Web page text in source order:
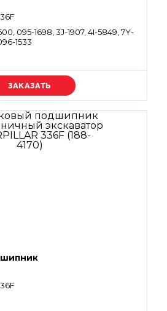
095-1698, 3J-1907, 4I-5849, 7Y-
1533
цену